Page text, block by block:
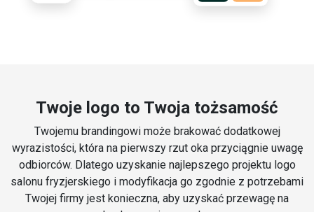
Twoje logo to Twoja tożsamość
Twojemu brandingowi może brakować dodatkowej
wyrazistości, która na pierwszy rzut oka przyciągnie uwagę
odbiorców. Dlatego uzyskanie najlepszego projektu logo
salonu fryzjerskiego i modyfikacja go zgodnie z potrzebami
Twojej firmy jest konieczna, aby uzyskać przewagę na